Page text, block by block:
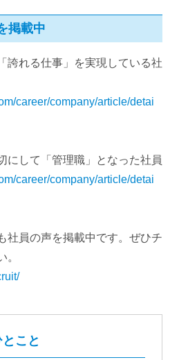
掲載中
誇れる仕事」を実現している社
career/company/article/detai
にして「管理職」となった社員
career/company/article/detai
社員の声を掲載中です。ぜひチ
。
こと